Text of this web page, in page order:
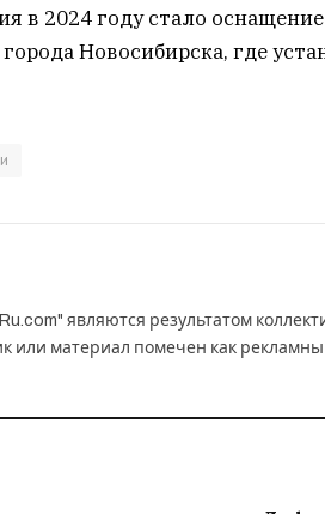
в 2024 году стало
Новосибирска, где
являются результатом
или материал помечен как